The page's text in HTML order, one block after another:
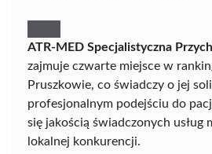
ATR-MED Specjalistyczna
zajmuje czwarte miejsce w
Pruszkowie, co świadczy o jej
profesjonalnym podejściu do
się jakością świadczonych usług
lokalnej konkurencji.